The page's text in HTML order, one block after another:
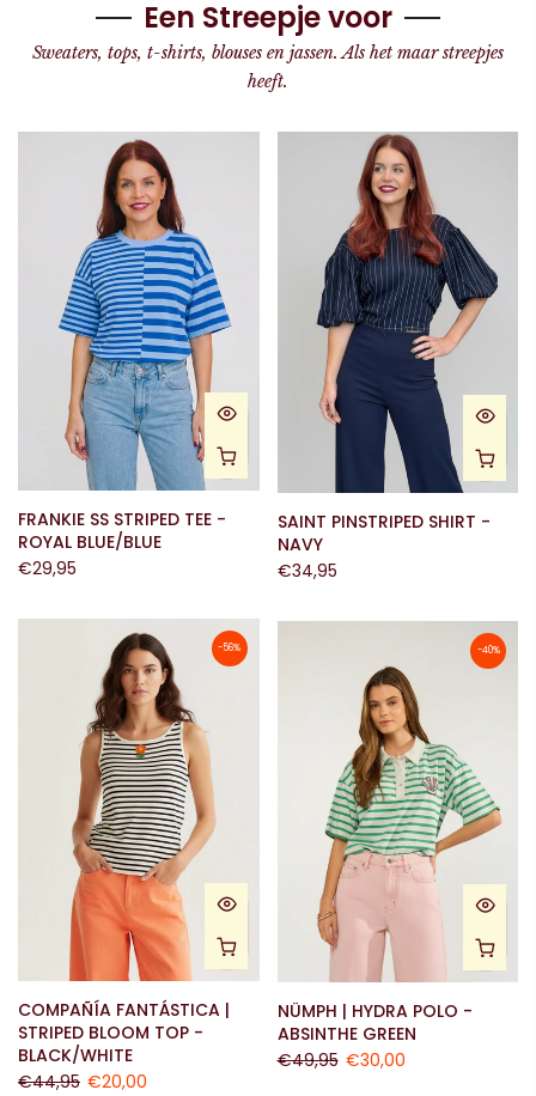
Een Streepje voor
Sweaters, tops, t-shirts, blouses en jassen. Als het maar streepjes
heeft.
FRANKIE SS STRIPED TEE -
ROYAL BLUE/BLUE
€29,95
SAINT PINSTRIPED SHIRT -
NAVY
€34,95
-56%
COMPAÑÍA FANTÁSTICA |
STRIPED BLOOM TOP -
BLACK/WHITE
€44,95 €20,00
-40%
NÜMPH | HYDRA POLO -
ABSINTHE GREEN
€49,95 €30,00